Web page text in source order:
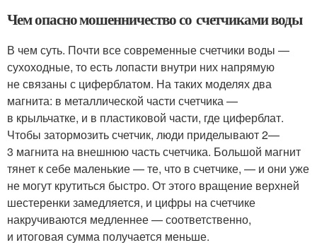
Чем опасно мошенничество со счетчиками воды
В чем суть. Почти все современные счетчики воды —
сухоходные, то есть лопасти внутри них напрямую
не связаны с циферблатом. На таких моделях два
магнита: в металлической части счетчика —
в крыльчатке, и в пластиковой части, где циферблат.
Чтобы затормозить счетчик, люди приделывают 2—
3 магнита на внешнюю часть счетчика. Большой магнит
тянет к себе маленькие — те, что в счетчике, — и они уже
не могут крутиться быстро. От этого вращение верхней
шестеренки замедляется, и цифры на счетчике
накручиваются медленнее — соответственно,
и итоговая сумма получается меньше.